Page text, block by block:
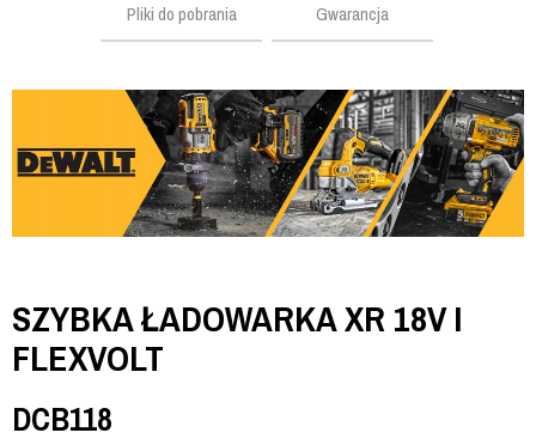
Pliki do pobrania
Gwarancja
SZYBKA ŁADOWARKA XR 18V I
FLEXVOLT
DCB118